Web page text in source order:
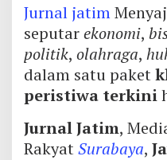
Jurnal jatim
seputarekonomi,
politik, olahraga,
dalam satu paket
peristiwa terkini
Jurnal Jatim,
RakyatSurabaya,